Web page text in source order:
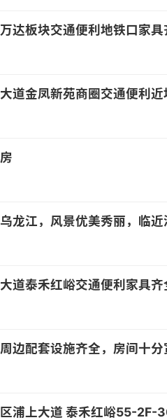
达板块交通便利地铁口家
道金凤新苑商圈交通便利近地
，风景优美秀丽，临近浦上大桥，近公交站，出行便
道泰禾红峪交通便利家具
配套设施齐全，房间十分宽敞，墙面色调
浦上大道 泰禾红峪55-2F-